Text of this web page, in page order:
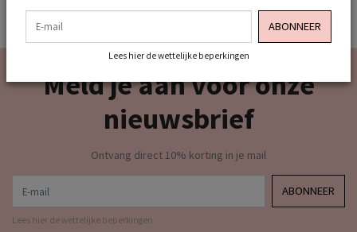
Meld je aan voor onze
nieuwsbrief
Ontvang direct 10% korting in je mail
ABONNEER
Lees hier de wettelijke beperkingen
ABONNEER
Lees hier de wettelijke beperkingen